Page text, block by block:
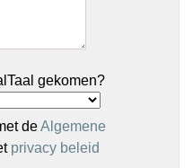
gekomen?
deAlgemene
privacy beleid